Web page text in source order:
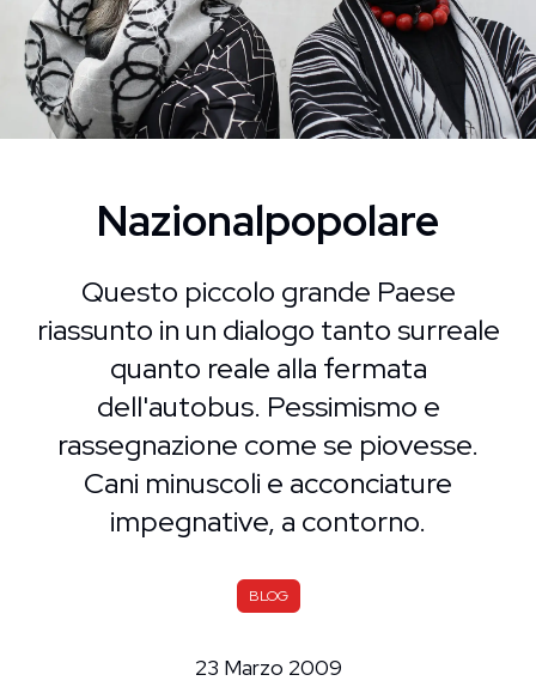
Nazionalpopolare
Questo piccolo grande Paese
riassunto in un dialogo tanto surreale
quanto reale alla fermata
dell'autobus. Pessimismo e
rassegnazione come se piovesse.
Cani minuscoli e acconciature
impegnative, a contorno.
BLOG
23 Marzo 2009